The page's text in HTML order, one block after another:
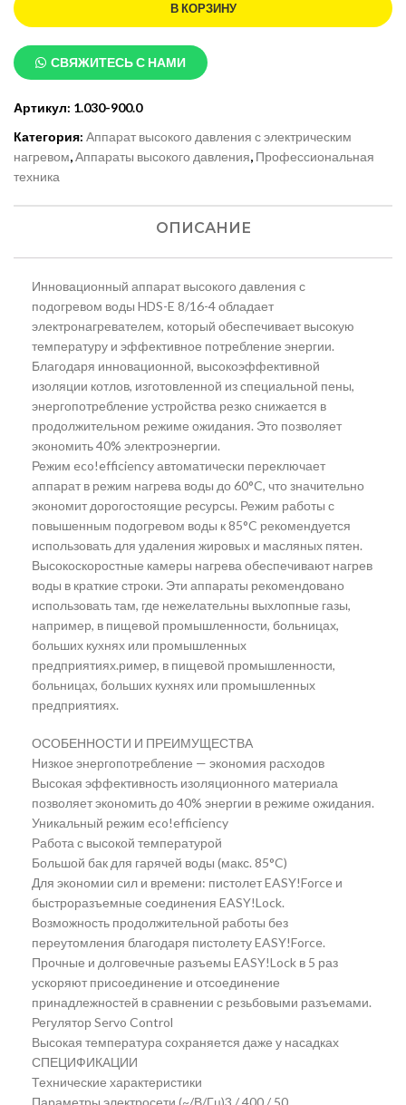
В КОРЗИНУ
СВЯЖИТЕСЬ С НАМИ
Артикул: 1.030-900.0
Категория: Аппарат высокого давления с электрическим
нагревом,Аппараты высокого давления, Профессиональная
техника
ОПИСАНИЕ
Инновационный аппарат высокого давления с
подогревом воды HDS-E 8/16-4 обладает
электронагревателем, который обеспечивает высокую
температуру и эффективное потребление энергии.
Благодаря инновационной, высокоэффективной
изоляции котлов, изготовленной из специальной пены,
энергопотребление устройства резко снижается в
продолжительном режиме ожидания. Это позволяет
экономить 40% электроэнергии.
Режим eco!efficiency автоматически переключает
аппарат в режим нагрева воды до 60°C, что значительно
экономит дорогостоящие ресурсы. Режим работы с
повышенным подогревом воды к 85°C рекомендуется
использовать для удаления жировых и масляных пятен.
Высокоскоростные камеры нагрева обеспечивают нагрев
воды в краткие строки. Эти аппараты рекомендовано
использовать там, где нежелательны выхлопные газы,
например, в пищевой промышленности, больницах,
больших кухнях или промышленных
предприятиях.ример, в пищевой промышленности,
больницах, больших кухнях или промышленных
предприятиях.
ОСОБЕННОСТИ И ПРЕИМУЩЕСТВА
Низкое энергопотребление — экономия расходов
Высокая эффективность изоляционного материала
позволяет экономить до 40% энергии в режиме ожидания.
Уникальный режим eco!efficiency
Работа с высокой температурой
Большой бак для гарячей воды (макс. 85°C)
Для экономии сил и времени: пистолет EASY!Force и
быстроразъемные соединения EASY!Lock.
Возможность продолжительной работы без
переутомления благодаря пистолету EASY!Force.
Прочные и долговечные разъемы EASY!Lock в 5 раз
ускоряют присоединение и отсоединение
принадлежностей в сравнении с резьбовыми разъемами.
Регулятор Servo Control
Высокая температура сохраняется даже у насадках
СПЕЦИФИКАЦИИ
Технические характеристики
Параметры электросети (~/В/Гц)3 / 400 / 50